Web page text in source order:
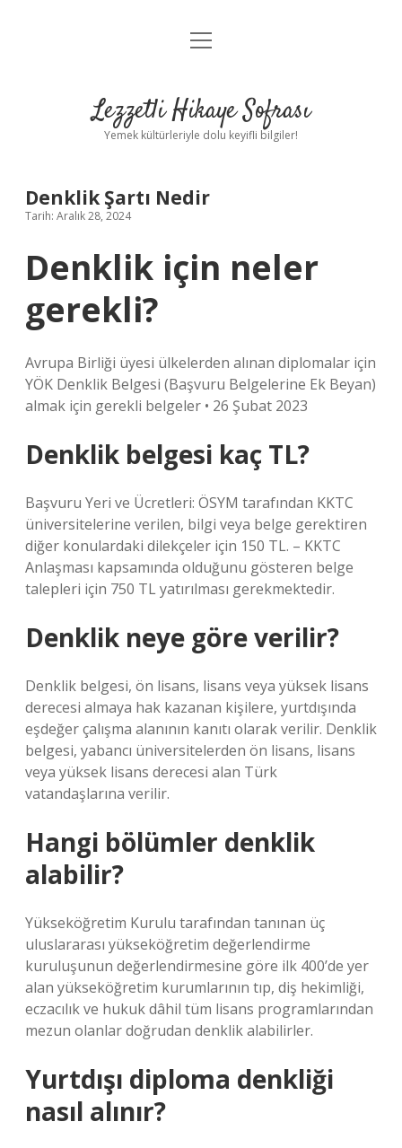
Anasayfa
Yasal Uyarı
menüyü
Lezzetli Hikaye Sofrası
Yemek kültürleriyle dolu keyifli bilgiler!
Denklik Şartı Nedir
Tarih: Aralık 28, 2024
Denklik için neler
gerekli?
Avrupa Birliği üyesi ülkelerden alınan diplomalar için
YÖK Denklik Belgesi (Başvuru Belgelerine Ek Beyan)
almak için gerekli belgeler • 26 Şubat 2023
Denklik belgesi kaç TL?
Başvuru Yeri ve Ücretleri: ÖSYM tarafından KKTC
üniversitelerine verilen, bilgi veya belge gerektiren
diğer konulardaki dilekçeler için 150 TL. – KKTC
Anlaşması kapsamında olduğunu gösteren belge
talepleri için 750 TL yatırılması gerekmektedir.
Denklik neye göre verilir?
Denklik belgesi, ön lisans, lisans veya yüksek lisans
derecesi almaya hak kazanan kişilere, yurtdışında
eşdeğer çalışma alanının kanıtı olarak verilir. Denklik
belgesi, yabancı üniversitelerden ön lisans, lisans
veya yüksek lisans derecesi alan Türk
vatandaşlarına verilir.
Hangi bölümler denklik
alabilir?
Yükseköğretim Kurulu tarafından tanınan üç
uluslararası yükseköğretim değerlendirme
kuruluşunun değerlendirmesine göre ilk 400’de yer
alan yükseköğretim kurumlarının tıp, diş hekimliği,
eczacılık ve hukuk dâhil tüm lisans programlarından
mezun olanlar doğrudan denklik alabilirler.
Yurtdışı diploma denkliği
nasıl alınır?